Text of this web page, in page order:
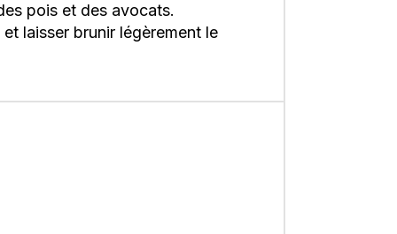
pois et des avocats.
laisser brunir légèrement le